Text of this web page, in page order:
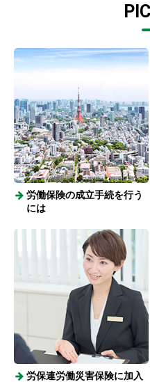
労働保険の成立手続を行う
には
労保連労働災害保険に加入